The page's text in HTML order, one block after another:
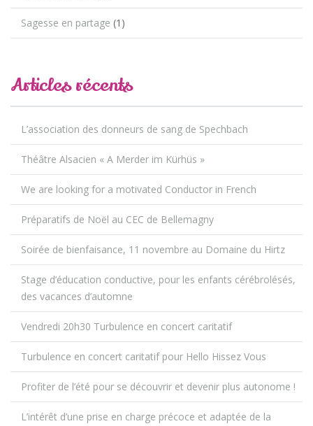
Sagesse en partage (1)
Articles récents
L’association des donneurs de sang de Spechbach
Théâtre Alsacien « A Merder im Kürhüs »
We are looking for a motivated Conductor in French
Préparatifs de Noël au CEC de Bellemagny
Soirée de bienfaisance, 11 novembre au Domaine du Hirtz
Stage d’éducation conductive, pour les enfants cérébrolésés,
des vacances d’automne
Vendredi 20h30 Turbulence en concert caritatif
Turbulence en concert caritatif pour Hello Hissez Vous
Profiter de l’été pour se découvrir et devenir plus autonome !
L’intérêt d’une prise en charge précoce et adaptée de la